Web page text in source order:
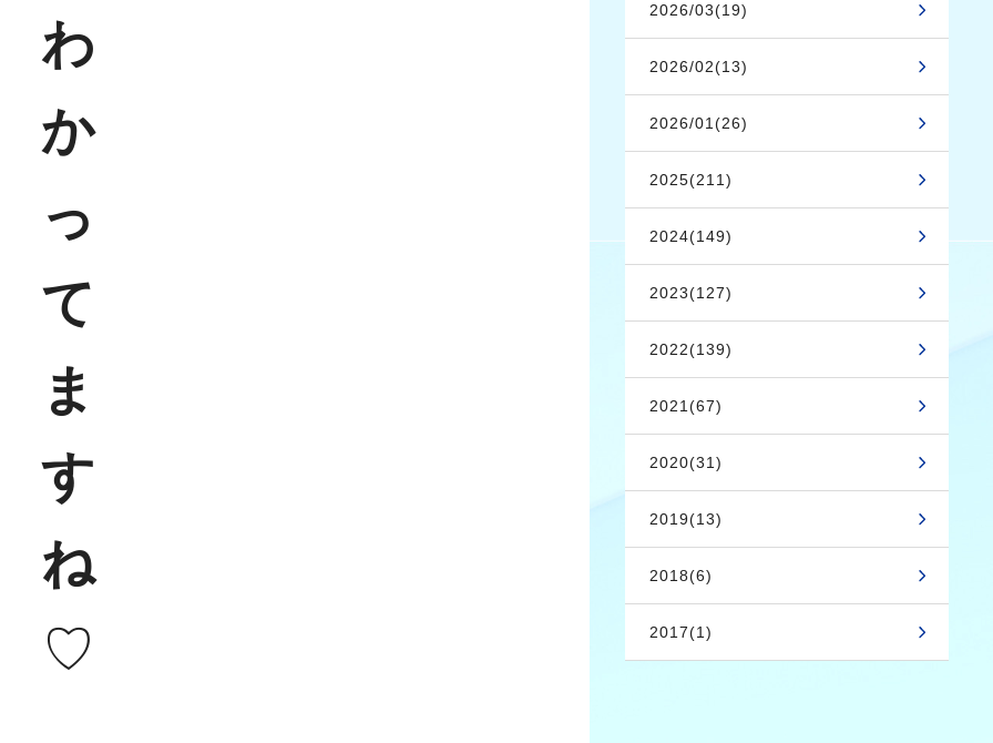
わ
か
っ
て
ま
す
ね
♡
2026/03(19)
2026/02(13)
2026/01(26)
2025(211)
2024(149)
2023(127)
2022(139)
2021(67)
2020(31)
2019(13)
2018(6)
2017(1)